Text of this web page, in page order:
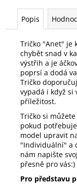
Popis
Tričko "Anet" je
chybět snad v
výstřih a je
poprsí a dodá
Tričko
vypadá i když si
příležitost.
Tričko si
pokud
model upravit
"Individuální" a
nám napište
přesně pro vás:)
Pro představu